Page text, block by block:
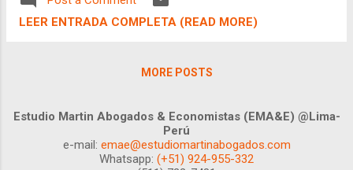
preventiva o realizar las indagaciones para captura
LEER ENTRADA COMPLETA (READ MORE)
MORE POSTS
Estudio Martin Abogados & Economistas (EMA&E) @Lima-
Perú
e-mail: emae@estudiomartinabogados.com
Whatsapp: (+51) 924-955-332